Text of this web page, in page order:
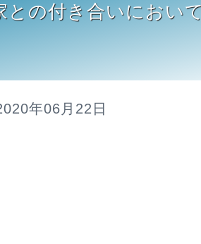
との付き合いにおい
年06月22日